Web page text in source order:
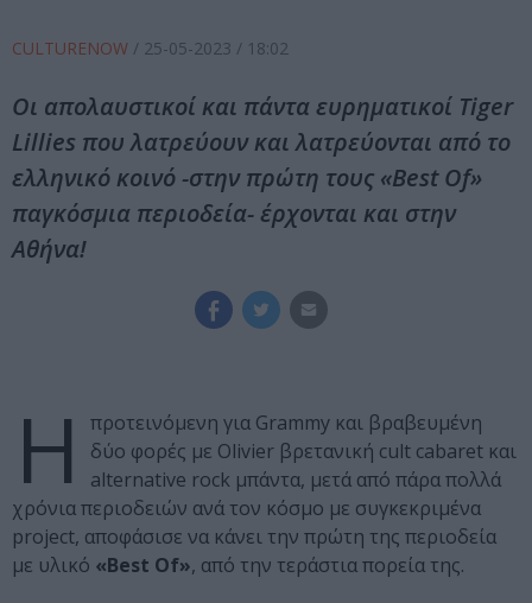
CULTURENOW / 25-05-2023 / 18:02
Οι απολαυστικοί και πάντα ευρηματικοί Tiger
Lillies που λατρεύουν και λατρεύονται από το
ελληνικό κοινό -στην πρώτη τους «Best Of»
παγκόσμια περιοδεία- έρχονται και στην
Αθήνα!
Η
προτεινόμενη για Grammy και βραβευμένη
δύο φορές με Olivier βρετανική cult cabaret και
alternative rock μπάντα, μετά από πάρα πολλά
χρόνια περιοδειών ανά τον κόσμο με συγκεκριμένα
project, αποφάσισε να κάνει την πρώτη της περιοδεία
με υλικό «Best Of», από την τεράστια πορεία της.